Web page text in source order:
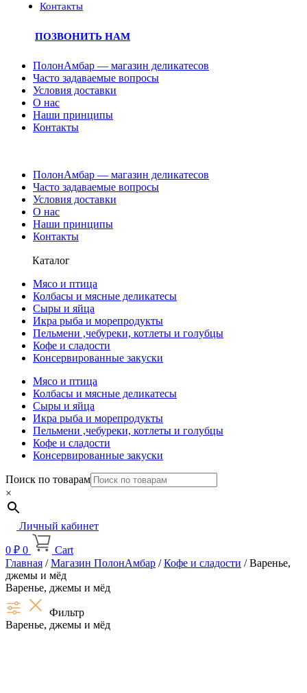
Контакты
ПОЗВОНИТЬ НАМ
ПолонАмбар — магазин деликатесов
Часто задаваемые вопросы
Условия доставки
О нас
Наши принципы
Контакты
ПолонАмбар — магазин деликатесов
Часто задаваемые вопросы
Условия доставки
О нас
Наши принципы
Контакты
Каталог
Мясо и птица
Колбасы и мясные деликатесы
Сыры и яйца
Икра рыба и морепродукты
Пельмени ,чебуреки, котлеты и голубцы
Кофе и сладости
Консервированные закуски
Мясо и птица
Колбасы и мясные деликатесы
Сыры и яйца
Икра рыба и морепродукты
Пельмени ,чебуреки, котлеты и голубцы
Кофе и сладости
Консервированные закуски
Поиск по товарам
×
Личный кабинет
0 ₽ 0
Cart
Главная /Магазин ПолонАмбар /Кофе и сладости / Варенье,
джемы и мёд
Варенье, джемы и мёд
Фильтр
Варенье, джемы и мёд